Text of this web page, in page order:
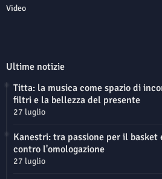
Video
Ultime notizie
Titta: la musica come spazio di
filtri e la bellezza del presente
27 luglio
Kanestri: tra passione per il
contro l'omologazione
27 luglio